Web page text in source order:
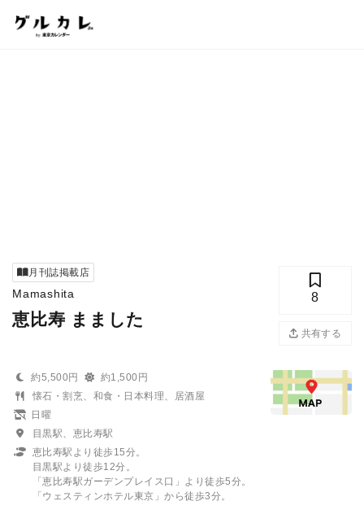
月刊誌掲載店
Mamashita
恵比寿 まました
8
共有する
約5,500円
約1,500円
懐石・割烹、和食・日本料理、居酒屋
日曜
目黒駅、恵比寿駅
恵比寿駅より徒歩15分。
目黒駅より徒歩12分。
「恵比寿駅ガーデンプレイス口」より徒歩5分。
「ウェスティンホテル東京」から徒歩3分。